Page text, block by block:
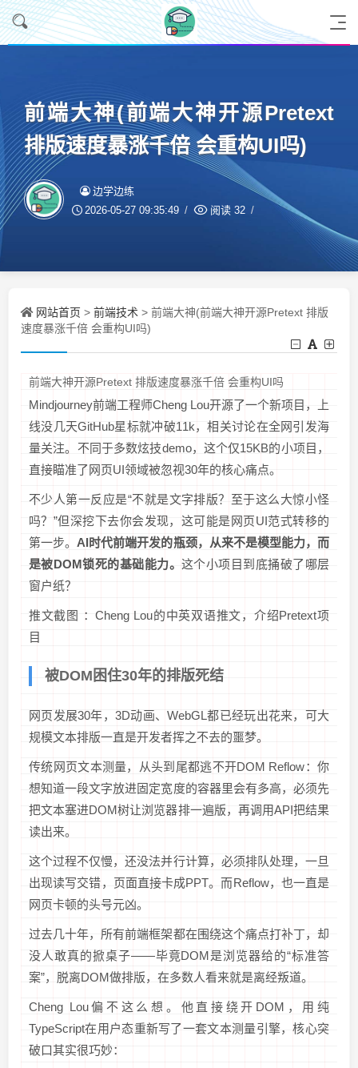
前端大神(前端大神开源Pretext
排版速度暴涨千倍 会重构UI吗)
边学边练
2026-05-27 09:35:49 阅读 32
网站首页 > 前端技术 > 前端大神(前端大神开源Pretext 排版
速度暴涨千倍 会重构UI吗)
前端大神开源Pretext 排版速度暴涨千倍 会重构UI吗
Mindjourney前端工程师Cheng Lou开源了一个新项目，上
线没几天GitHub星标就冲破11k，相关讨论在全网引发海
量关注。不同于多数炫技demo，这个仅15KB的小项目，
直接瞄准了网页UI领域被忽视30年的核心痛点。
不少人第一反应是“不就是文字排版？至于这么大惊小怪
吗？”但深挖下去你会发现，这可能是网页UI范式转移的
第一步。 AI时代前端开发的瓶颈，从来不是模型能力，而
是被DOM锁死的基础能力。 这个小项目到底捅破了哪层
窗户纸？
推文截图 ：Cheng Lou的中英双语推文，介绍Pretext项
目
被DOM困住30年的排版死结
网页发展30年，3D动画、WebGL都已经玩出花来，可大
规模文本排版一直是开发者挥之不去的噩梦。
传统网页文本测量，从头到尾都逃不开DOM Reflow：你
想知道一段文字放进固定宽度的容器里会有多高，必须先
把文本塞进DOM树让浏览器排一遍版，再调用API把结果
读出来。
这个过程不仅慢，还没法并行计算，必须排队处理，一旦
出现读写交错，页面直接卡成PPT。而Reflow，也一直是
网页卡顿的头号元凶。
过去几十年，所有前端框架都在围绕这个痛点打补丁，却
没人敢真的掀桌子——毕竟DOM是浏览器给的“标准答
案”，脱离DOM做排版，在多数人看来就是离经叛道。
Cheng Lou偏不这么想。他直接绕开DOM，用纯
TypeScript在用户态重新写了一套文本测量引擎，核心突
破口其实很巧妙：